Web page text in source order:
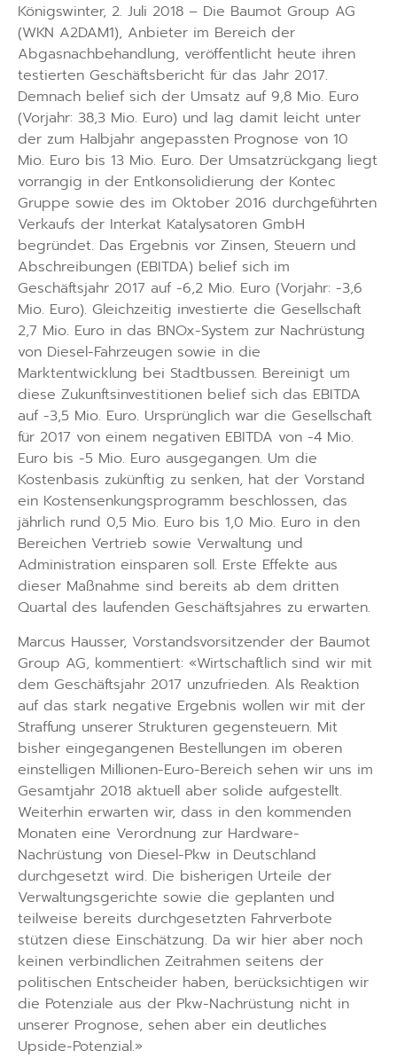
Königswinter, 2. Juli 2018 – Die Baumot Group AG
(WKN A2DAM1), Anbieter im Bereich der
Abgasnachbehandlung, veröffentlicht heute ihren
testierten Geschäftsbericht für das Jahr 2017.
Demnach belief sich der Umsatz auf 9,8 Mio. Euro
(Vorjahr: 38,3 Mio. Euro) und lag damit leicht unter
der zum Halbjahr angepassten Prognose von 10
Mio. Euro bis 13 Mio. Euro. Der Umsatzrückgang liegt
vorrangig in der Entkonsolidierung der Kontec
Gruppe sowie des im Oktober 2016 durchgeführten
Verkaufs der Interkat Katalysatoren GmbH
begründet. Das Ergebnis vor Zinsen, Steuern und
Abschreibungen (EBITDA) belief sich im
Geschäftsjahr 2017 auf -6,2 Mio. Euro (Vorjahr: -3,6
Mio. Euro). Gleichzeitig investierte die Gesellschaft
2,7 Mio. Euro in das BNOx-System zur Nachrüstung
von Diesel-Fahrzeugen sowie in die
Marktentwicklung bei Stadtbussen. Bereinigt um
diese Zukunftsinvestitionen belief sich das EBITDA
auf -3,5 Mio. Euro. Ursprünglich war die Gesellschaft
für 2017 von einem negativen EBITDA von -4 Mio.
Euro bis -5 Mio. Euro ausgegangen. Um die
Kostenbasis zukünftig zu senken, hat der Vorstand
ein Kostensenkungsprogramm beschlossen, das
jährlich rund 0,5 Mio. Euro bis 1,0 Mio. Euro in den
Bereichen Vertrieb sowie Verwaltung und
Administration einsparen soll. Erste Effekte aus
dieser Maßnahme sind bereits ab dem dritten
Quartal des laufenden Geschäftsjahres zu erwarten.
Marcus Hausser, Vorstandsvorsitzender der Baumot
Group AG, kommentiert: «Wirtschaftlich sind wir mit
dem Geschäftsjahr 2017 unzufrieden. Als Reaktion
auf das stark negative Ergebnis wollen wir mit der
Straffung unserer Strukturen gegensteuern. Mit
bisher eingegangenen Bestellungen im oberen
einstelligen Millionen-Euro-Bereich sehen wir uns im
Gesamtjahr 2018 aktuell aber solide aufgestellt.
Weiterhin erwarten wir, dass in den kommenden
Monaten eine Verordnung zur Hardware-
Nachrüstung von Diesel-Pkw in Deutschland
durchgesetzt wird. Die bisherigen Urteile der
Verwaltungsgerichte sowie die geplanten und
teilweise bereits durchgesetzten Fahrverbote
stützen diese Einschätzung. Da wir hier aber noch
keinen verbindlichen Zeitrahmen seitens der
politischen Entscheider haben, berücksichtigen wir
die Potenziale aus der Pkw-Nachrüstung nicht in
unserer Prognose, sehen aber ein deutliches
Upside-Potenzial.»